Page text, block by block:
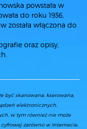
powstała w
do roku 1936,
została włączona do
oraz opisy,
być skanowana, kserowana,
elektronicznych,
w tym również nie może
zarówno w Internecie,